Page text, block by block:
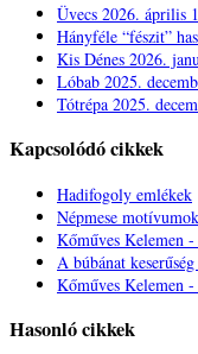
Üvecs 2026. április
Hányféle “fészit”
Kis Dénes 2026.
Lóbab 2025.
Tótrépa 2025.
Kapcsolódó cikkek
Hadifogoly emlékek
Népmese motívumok
Kőműves Kelemen
A búbánat
Kőműves Kelemen
Hasonló cikkek